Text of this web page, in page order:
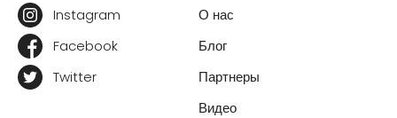
Instagram
Facebook
Twitter
О нас
Блог
Партнеры
Видео